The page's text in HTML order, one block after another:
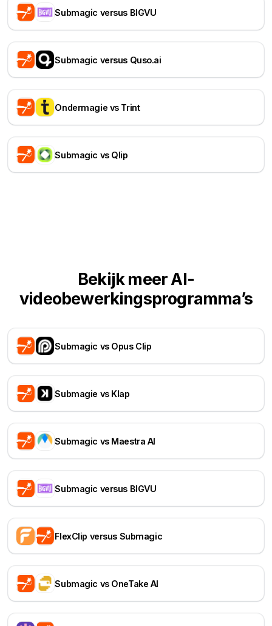
Submagic versus BIGVU
Submagic versus Quso.ai
Ondermagie vs Trint
Submagic vs Qlip
Bekijk meer AI-
videobewerkingsprogramma’s
Submagic vs Opus Clip
Submagie vs Klap
Submagic vs Maestra AI
Submagic versus BIGVU
FlexClip versus Submagic
Submagic vs OneTake AI